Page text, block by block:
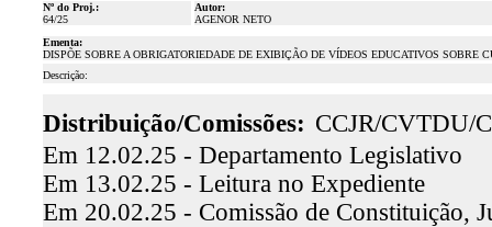
Nº do Proj.:
64/25
Autor:
AGENOR NETO
Ementa:
DISPÕE SOBRE A OBRIGATORIEDADE DE EXIBIÇÃO DE VÍDEOS EDUCATIVOS
Descrição:
Distribuição/Comissões: CCJR/CVTDU/
Em 12.02.25 - Departamento Legislativo
Em 13.02.25 - Leitura no Expediente
Em 20.02.25 - Comissão de Constituição,